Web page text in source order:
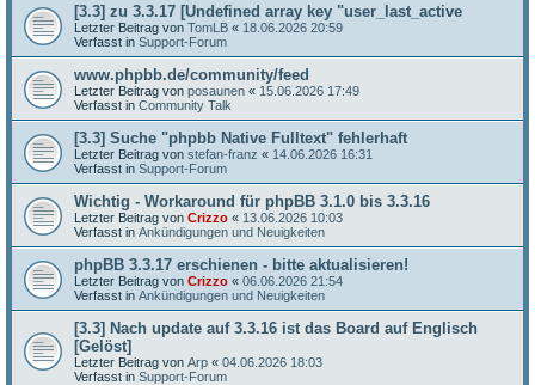
[3.3] zu 3.3.17 [Undefined array key "user_last_active
Letzter Beitrag von TomLB « 18.06.2026 20:59
Verfasst in Support-Forum
www.phpbb.de/community/feed
Letzter Beitrag von posaunen « 15.06.2026 17:49
Verfasst in Community Talk
[3.3] Suche "phpbb Native Fulltext" fehlerhaft
Letzter Beitrag von stefan-franz « 14.06.2026 16:31
Verfasst in Support-Forum
Wichtig - Workaround für phpBB 3.1.0 bis 3.3.16
Letzter Beitrag von Crizzo « 13.06.2026 10:03
Verfasst in Ankündigungen und Neuigkeiten
phpBB 3.3.17 erschienen - bitte aktualisieren!
Letzter Beitrag von Crizzo « 06.06.2026 21:54
Verfasst in Ankündigungen und Neuigkeiten
[3.3] Nach update auf 3.3.16 ist das Board auf Englisch
[Gelöst]
Letzter Beitrag von Arp « 04.06.2026 18:03
Verfasst in Support-Forum